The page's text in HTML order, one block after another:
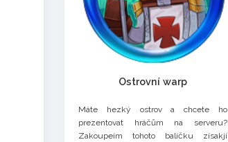
Ostrovní warp
Máte hezký ostrov a chcete ho
prezentovat hráčům na serveru?
Zakoupeím tohoto balíčku zísakjí